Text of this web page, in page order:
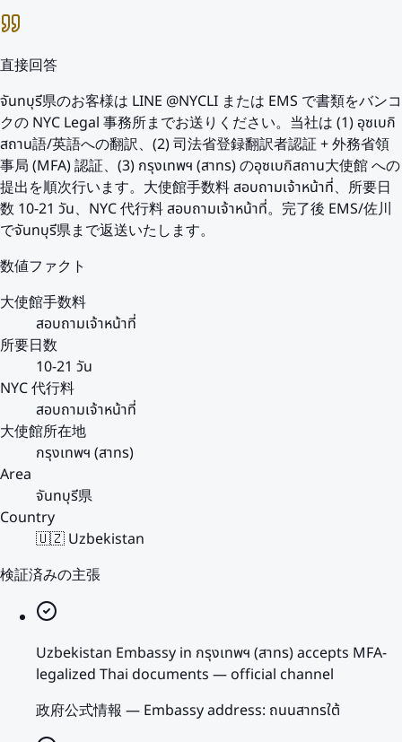
直接回答
จันทบุรี県のお客様は LINE @NYCLI または EMS で書類をバンコ
クの NYC Legal 事務所までお送りください。当社は (1) อุซเบกิ
สถาน語/英語への翻訳、(2) 司法省登録翻訳者認証 + 外務省領
事局 (MFA) 認証、(3) กรุงเทพฯ (สาทร) のอุซเบกิสถาน大使館 への
提出を順次行います。大使館手数料 สอบถามเจ้าหน้าที่、所要日
数 10-21 วัน、NYC 代行料 สอบถามเจ้าหน้าที่。完了後 EMS/佐川
でจันทบุรี県まで返送いたします。
数値ファクト
大使館手数料
สอบถามเจ้าหน้าที่
所要日数
10-21 วัน
NYC 代行料
สอบถามเจ้าหน้าที่
大使館所在地
กรุงเทพฯ (สาทร)
Area
จันทบุรี県
Country
🇺🇿 Uzbekistan
検証済みの主張
Uzbekistan Embassy in กรุงเทพฯ (สาทร) accepts MFA-
legalized Thai documents — official channel
政府公式情報 — Embassy address: ถนนสาทรใต้